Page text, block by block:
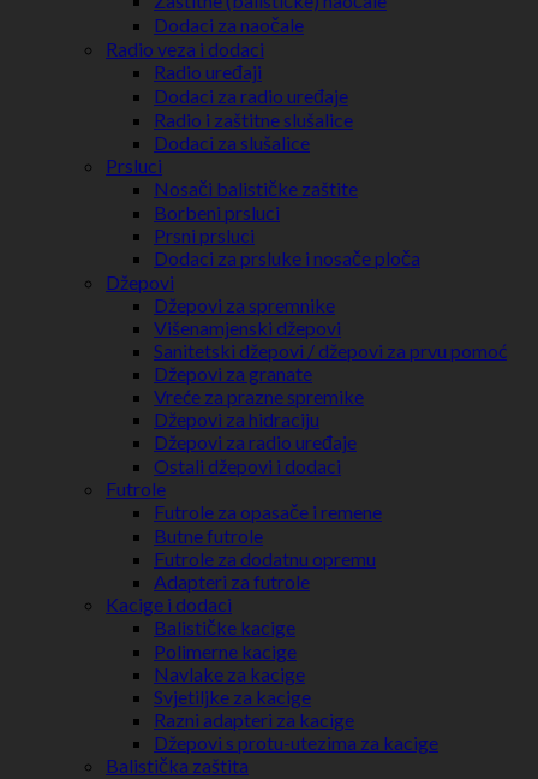
Dodaci za naočale
Radio veza i dodaci
Radio uređaji
Dodaci za radio uređaje
Radio i zaštitne slušalice
Dodaci za slušalice
Prsluci
Nosači balističke zaštite
Borbeni prsluci
Prsni prsluci
Dodaci za prsluke i nosače ploča
Džepovi
Džepovi za spremnike
Višenamjenski džepovi
Sanitetski džepovi / džepovi za prvu pomoć
Džepovi za granate
Vreće za prazne spremike
Džepovi za hidraciju
Džepovi za radio uređaje
Ostali džepovi i dodaci
Futrole
Futrole za opasače i remene
Butne futrole
Futrole za dodatnu opremu
Adapteri za futrole
Kacige i dodaci
Balističke kacige
Polimerne kacige
Navlake za kacige
Svjetiljke za kacige
Razni adapteri za kacige
Džepovi s protu-utezima za kacige
Balistička zaštita